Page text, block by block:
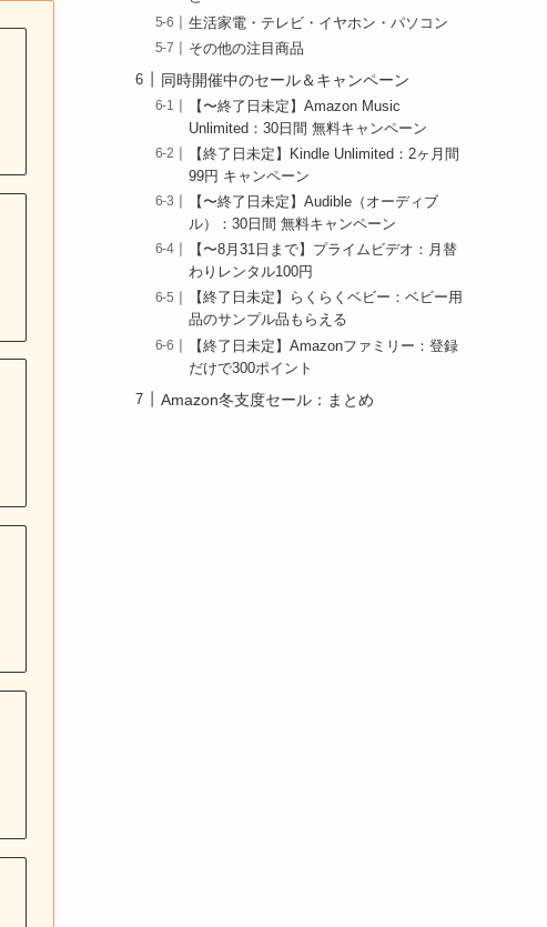
生活家電・テレビ・イヤホン・パソコン
その他の注目商品
同時開催中のセール＆キャンペーン
【〜終了日未定】Amazon Music
Unlimited：30日間 無料キャンペーン
【終了日未定】Kindle Unlimited：2ヶ月間
99円 キャンペーン
【〜終了日未定】Audible（オーディブ
ル）：30日間 無料キャンペーン
【〜8月31日まで】プライムビデオ：月替
わりレンタル100円
【終了日未定】らくらくベビー：ベビー用
品のサンプル品もらえる
【終了日未定】Amazonファミリー：登録
だけで300ポイント
Amazon冬支度セール：まとめ